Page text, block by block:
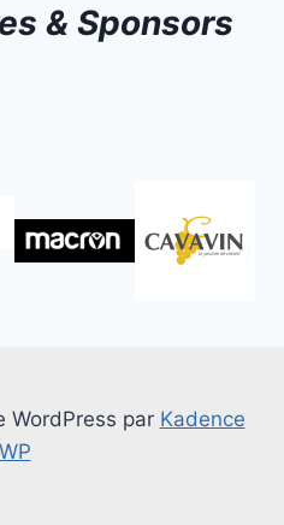
& Sponsors
WordPress par Kadence
WP